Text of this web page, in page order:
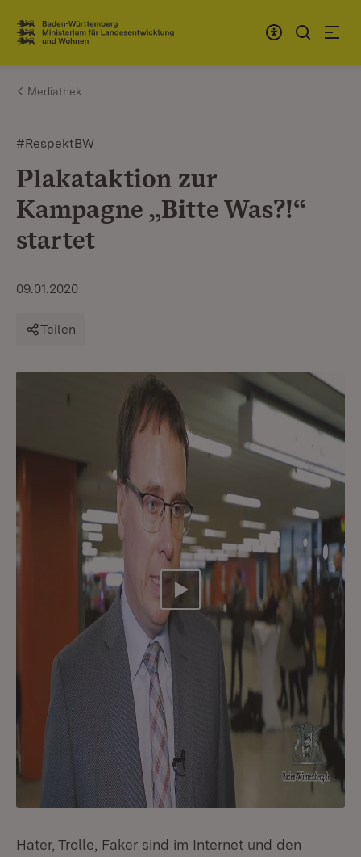
Zum Inhalt springen
Link zur Startseite
Mediathek
#RespektBW
Plakataktion zur
Kampagne „Bitte Was?!“
startet
09.01.2020
Teilen
Video abspielen
Hater, Trolle, Faker sind im Internet und den